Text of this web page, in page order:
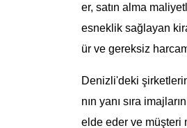
er, satın alma
esneklik sağlayan
ür ve gereksiz
Denizli'deki
nın yanı sıra
elde eder ve müşteri